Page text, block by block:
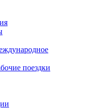
поездки